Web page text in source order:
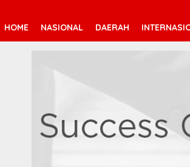
HOME NASIONAL DAERAH